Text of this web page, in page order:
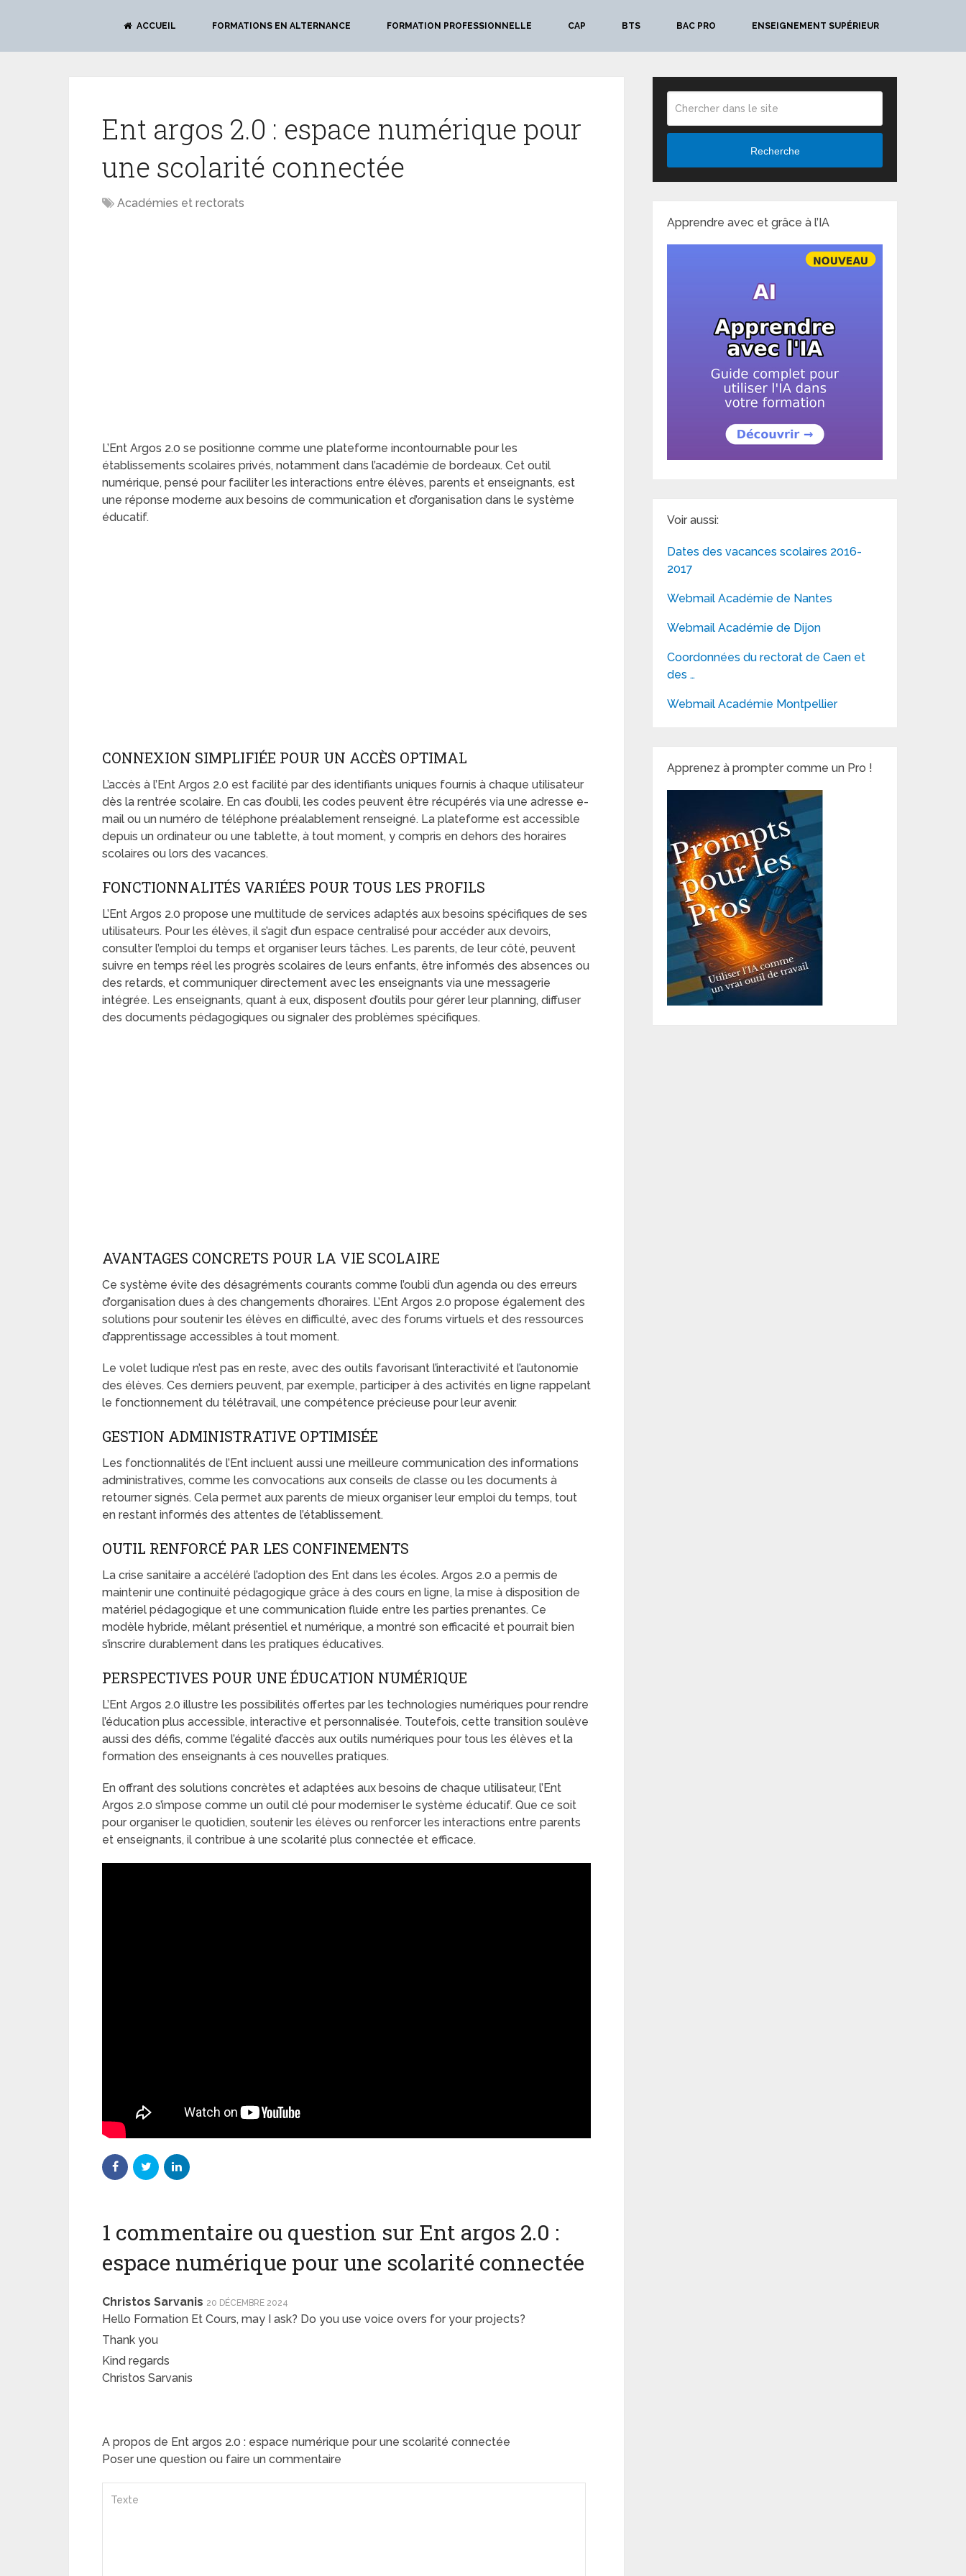
ACCUEIL FORMATIONS EN ALTERNANCE FORMATION PROFESSIONNELLE CAP BTS BAC PRO ENSEIGNEMENT SUPÉRIEUR
Ent argos 2.0 : espace numérique pour
une scolarité connectée
Académies et rectorats
L’Ent Argos 2.0 se positionne comme une plateforme incontournable pour les
établissements scolaires privés, notamment dans l’académie de bordeaux. Cet outil
numérique, pensé pour faciliter les interactions entre élèves, parents et enseignants, est
une réponse moderne aux besoins de communication et d’organisation dans le système
éducatif.
CONNEXION SIMPLIFIÉE POUR UN ACCÈS OPTIMAL
L’accès à l’Ent Argos 2.0 est facilité par des identifiants uniques fournis à chaque utilisateur
dès la rentrée scolaire. En cas d’oubli, les codes peuvent être récupérés via une adresse e-
mail ou un numéro de téléphone préalablement renseigné. La plateforme est accessible
depuis un ordinateur ou une tablette, à tout moment, y compris en dehors des horaires
scolaires ou lors des vacances.
FONCTIONNALITÉS VARIÉES POUR TOUS LES PROFILS
L’Ent Argos 2.0 propose une multitude de services adaptés aux besoins spécifiques de ses
utilisateurs. Pour les élèves, il s’agit d’un espace centralisé pour accéder aux devoirs,
consulter l’emploi du temps et organiser leurs tâches. Les parents, de leur côté, peuvent
suivre en temps réel les progrès scolaires de leurs enfants, être informés des absences ou
des retards, et communiquer directement avec les enseignants via une messagerie
intégrée. Les enseignants, quant à eux, disposent d’outils pour gérer leur planning, diffuser
des documents pédagogiques ou signaler des problèmes spécifiques.
AVANTAGES CONCRETS POUR LA VIE SCOLAIRE
Ce système évite des désagréments courants comme l’oubli d’un agenda ou des erreurs
d’organisation dues à des changements d’horaires. L’Ent Argos 2.0 propose également des
solutions pour soutenir les élèves en difficulté, avec des forums virtuels et des ressources
d’apprentissage accessibles à tout moment.
Le volet ludique n’est pas en reste, avec des outils favorisant l’interactivité et l’autonomie
des élèves. Ces derniers peuvent, par exemple, participer à des activités en ligne rappelant
le fonctionnement du télétravail, une compétence précieuse pour leur avenir.
GESTION ADMINISTRATIVE OPTIMISÉE
Les fonctionnalités de l’Ent incluent aussi une meilleure communication des informations
administratives, comme les convocations aux conseils de classe ou les documents à
retourner signés. Cela permet aux parents de mieux organiser leur emploi du temps, tout
en restant informés des attentes de l’établissement.
OUTIL RENFORCÉ PAR LES CONFINEMENTS
La crise sanitaire a accéléré l’adoption des Ent dans les écoles. Argos 2.0 a permis de
maintenir une continuité pédagogique grâce à des cours en ligne, la mise à disposition de
matériel pédagogique et une communication fluide entre les parties prenantes. Ce
modèle hybride, mêlant présentiel et numérique, a montré son efficacité et pourrait bien
s’inscrire durablement dans les pratiques éducatives.
PERSPECTIVES POUR UNE ÉDUCATION NUMÉRIQUE
L’Ent Argos 2.0 illustre les possibilités offertes par les technologies numériques pour rendre
l’éducation plus accessible, interactive et personnalisée. Toutefois, cette transition soulève
aussi des défis, comme l’égalité d’accès aux outils numériques pour tous les élèves et la
formation des enseignants à ces nouvelles pratiques.
En offrant des solutions concrètes et adaptées aux besoins de chaque utilisateur, l’Ent
Argos 2.0 s’impose comme un outil clé pour moderniser le système éducatif. Que ce soit
pour organiser le quotidien, soutenir les élèves ou renforcer les interactions entre parents
et enseignants, il contribue à une scolarité plus connectée et efficace.
1 commentaire ou question sur Ent argos 2.0 :
espace numérique pour une scolarité connectée
Christos Sarvanis 20 DÉCEMBRE 2024
Hello Formation Et Cours, may I ask? Do you use voice overs for your projects?
Thank you
Kind regards
Christos Sarvanis
A propos de Ent argos 2.0 : espace numérique pour une scolarité connectée
Poser une question ou faire un commentaire
Recherche
Apprendre avec et grâce à l’IA
Voir aussi:
Dates des vacances scolaires 2016-
2017
Webmail Académie de Nantes
Webmail Académie de Dijon
Coordonnées du rectorat de Caen et
des …
Webmail Académie Montpellier
Apprenez à prompter comme un Pro !